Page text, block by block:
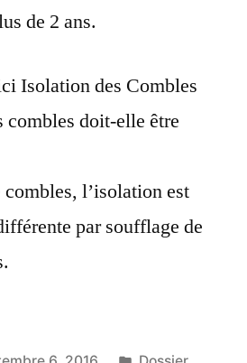
de 2 ans.
Isolation des Combles
combles doit-elle être
combles, l’isolation est
par soufflage de
Publié